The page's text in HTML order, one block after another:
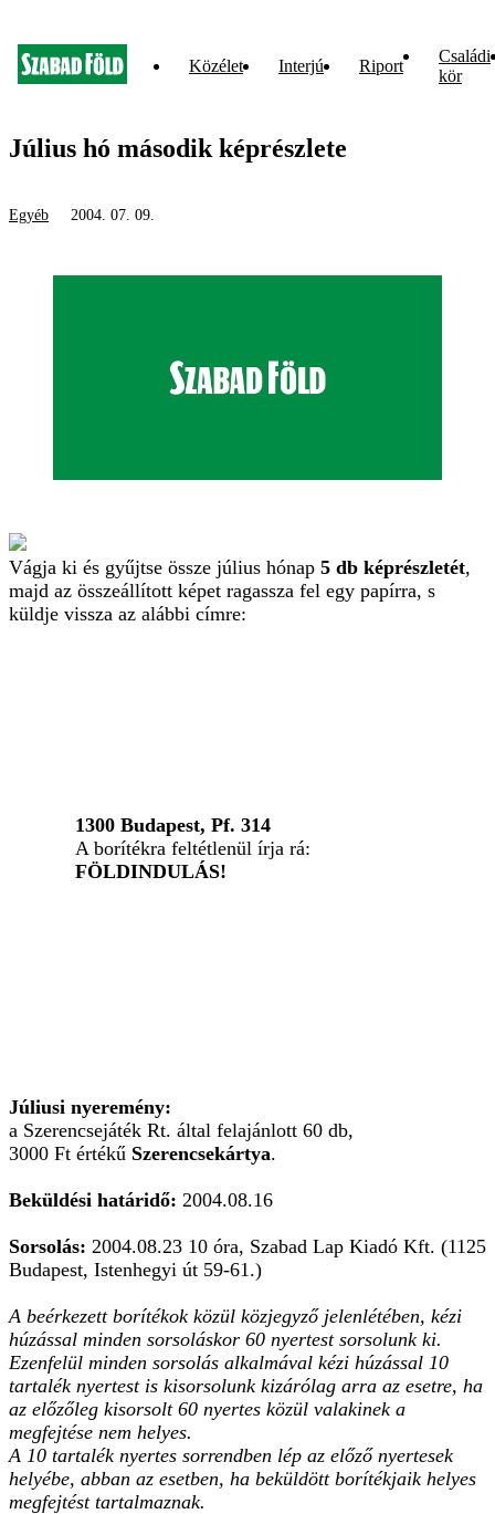
Közélet Interjú Riport
Családi
kör
Július hó második képrészlete
Egyéb 2004. 07. 09.
Vágja ki és gyűjtse össze július hónap 5 db képrészletét,
majd az összeállított képet ragassza fel egy papírra, s
küldje vissza az alábbi címre:
1300 Budapest, Pf. 314
A borítékra feltétlenül írja rá:
FÖLDINDULÁS!
Júliusi nyeremény:
a Szerencsejáték Rt. által felajánlott 60 db,
3000 Ft értékű Szerencsekártya.
Beküldési határidő: 2004.08.16
Sorsolás: 2004.08.23 10 óra, Szabad Lap Kiadó Kft. (1125
Budapest, Istenhegyi út 59-61.)
A beérkezett borítékok közül közjegyző jelenlétében, kézi
húzással minden sorsoláskor 60 nyertest sorsolunk ki.
Ezenfelül minden sorsolás alkalmával kézi húzással 10
tartalék nyertest is kisorsolunk kizárólag arra az esetre, ha
az előzőleg kisorsolt 60 nyertes közül valakinek a
megfejtése nem helyes.
A 10 tartalék nyertes sorrendben lép az előző nyertesek
helyébe, abban az esetben, ha beküldött borítékjaik helyes
megfejtést tartalmaznak.